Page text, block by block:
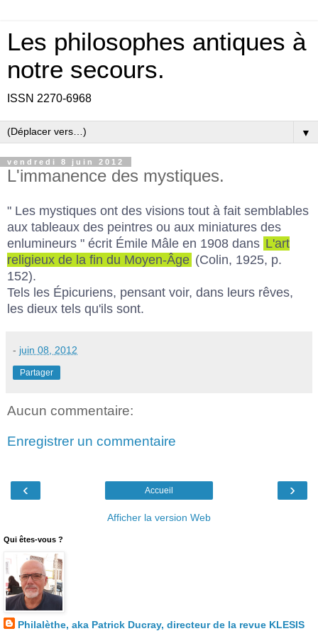
Les philosophes antiques à
notre secours.
ISSN 2270-6968
▼
vendredi 8 juin 2012
L'immanence des mystiques.
" Les mystiques ont des visions tout à fait semblables
aux tableaux des peintres ou aux miniatures des
enlumineurs " écrit Émile Mâle en 1908 dans L'art
religieux de la fin du Moyen-Âge (Colin, 1925, p.
152).
Tels les Épicuriens, pensant voir, dans leurs rêves,
les dieux tels qu'ils sont.
- juin 08, 2012
Partager
Aucun commentaire:
Enregistrer un commentaire
‹ ›
Accueil
Afficher la version Web
Qui êtes-vous ?
Philalèthe, aka Patrick Ducray, directeur de la revue KLESIS